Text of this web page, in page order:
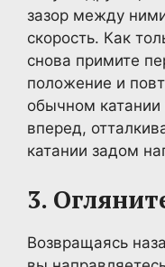
зазор между
скорость. Как
снова примите
положение и
обычном
вперед,
катании задом
3.
Возвращаясь